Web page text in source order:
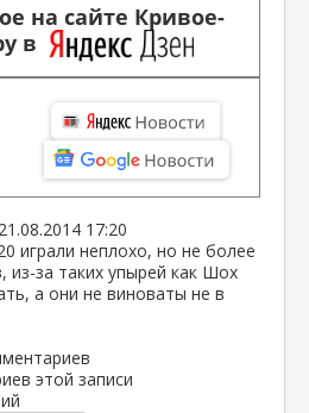
на сайте Кривое-
в
21.08.2014 17:20
играли неплохо, но не более
из-за таких упырей как Шох
а они не виноваты не в
этой записи